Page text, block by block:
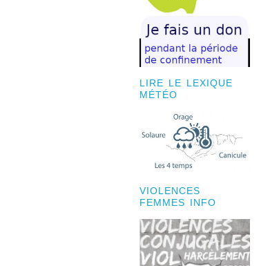
LIRE LE LEXIQUE
MÉTÉO
VIOLENCES
FEMMES INFO